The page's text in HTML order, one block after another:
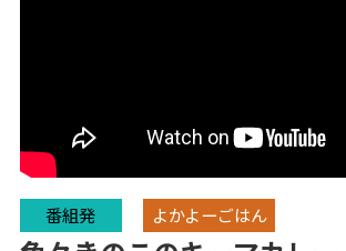
番組発 よかよーごはん